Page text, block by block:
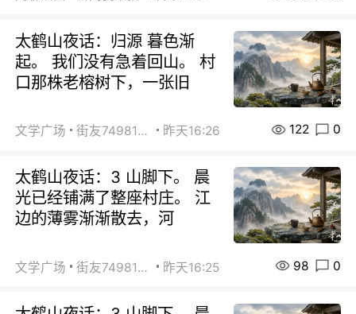
太鹤山夜话：归源 暮色渐
起。 我们没有急着回山。 村
口那株老榕树下，一张旧
文学广场 街友74981146 昨天16:26 122 0
太鹤山夜话：3 山脚下。 晨
光已经铺满了整座村庄。 江
边的薄雾渐渐散去，河
文学广场 街友74981146 昨天16:25 98 0